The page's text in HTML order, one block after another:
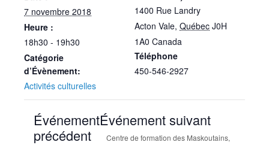
7 novembre 2018
Heure :
18h30 - 19h30
Catégorie
d’Évènement:
Activités culturelles
1400 Rue Landry
Acton Vale, Québec J0H
1A0 Canada
Téléphone
450-546-2927
Événement
précédent
Événement suivant
Centre de formation des Maskoutains,